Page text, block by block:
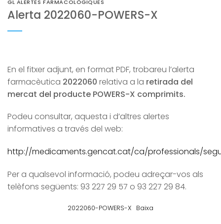
GL ALERTES FARMACOLÒGIQUES
Alerta 2022060-POWERS-X
En el fitxer adjunt, en format PDF, trobareu l’alerta
farmacèutica 2022060 relativa a la retirada del
mercat del producte POWERS-X comprimits.
Podeu consultar, aquesta i d’altres alertes
informatives a través del web:
http://medicaments.gencat.cat/ca/professionals/
Per a qualsevol informació, podeu adreçar-vos als
telèfons següents: 93 227 29 57 o 93 227 29 84.
2022060-POWERS-X Baixa